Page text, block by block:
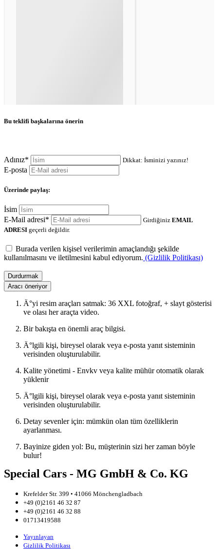
Bu teklifi başkalarına önerin
Adınız* Dikkat: İsminizi yazınız!
E-posta
Üzerinde paylaş:
İsim
E-Mail adresi*
Girdiğiniz EMAIL
ADRESI geçerli değildir.
Burada verilen kişisel verilerimin amaçlandığı şekilde
kullanılmasını ve iletilmesini kabul ediyorum. (Gizlilik Politikası)
Durdurmak
Aracı öneriyor
Ä°yi resim araçları satmak: 36 XXL fotoğraf, + slayt gösterisi
ve olası her araçta video.
Bir bakışta en önemli araç bilgisi.
Ä°lgili kişi, bireysel olarak veya e-posta yanıt sisteminin
verisinden oluşturulabilir.
Kalite yönetimi - Envkv veya kalite mühür otomatik olarak
yüklenir
Ä°lgili kişi, bireysel olarak veya e-posta yanıt sisteminin
verisinden oluşturulabilir.
Detay sevenler için: mümkün olan tüm özelliklerin
ayarlanması.
Bayinize giden yol: Bu, müşterinin sizi her zaman böyle
bulur!
Special Cars - MG GmbH & Co. KG
Krefelder Str. 399 • 41066 Mönchengladbach
+49 (0)2161 46 32 87
+49 (0)2161 46 32 88
01713419588
Yayınlayan
Gizlilik Politikası